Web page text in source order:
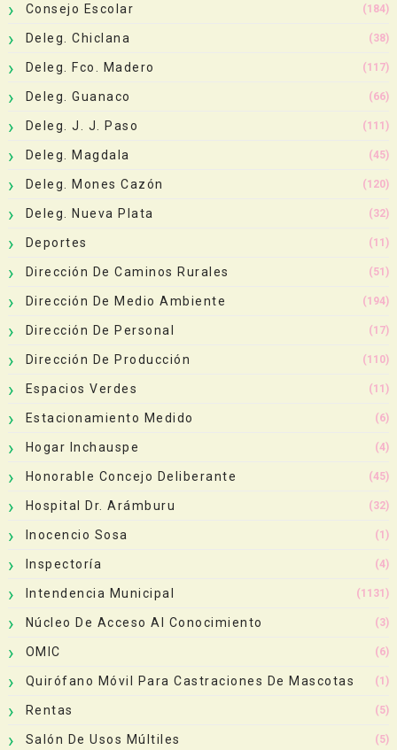
Consejo Escolar (184)
Deleg. Chiclana (38)
Deleg. Fco. Madero (117)
Deleg. Guanaco (66)
Deleg. J. J. Paso (111)
Deleg. Magdala (45)
Deleg. Mones Cazón (120)
Deleg. Nueva Plata (32)
Deportes (11)
Dirección De Caminos Rurales (51)
Dirección De Medio Ambiente (194)
Dirección De Personal (17)
Dirección De Producción (110)
Espacios Verdes (11)
Estacionamiento Medido (6)
Hogar Inchauspe (4)
Honorable Concejo Deliberante (45)
Hospital Dr. Arámburu (32)
Inocencio Sosa (1)
Inspectoría (4)
Intendencia Municipal (1131)
Núcleo De Acceso Al Conocimiento (3)
OMIC (6)
Quirófano Móvil Para Castraciones De Mascotas (1)
Rentas (5)
Salón De Usos Múltiles (5)